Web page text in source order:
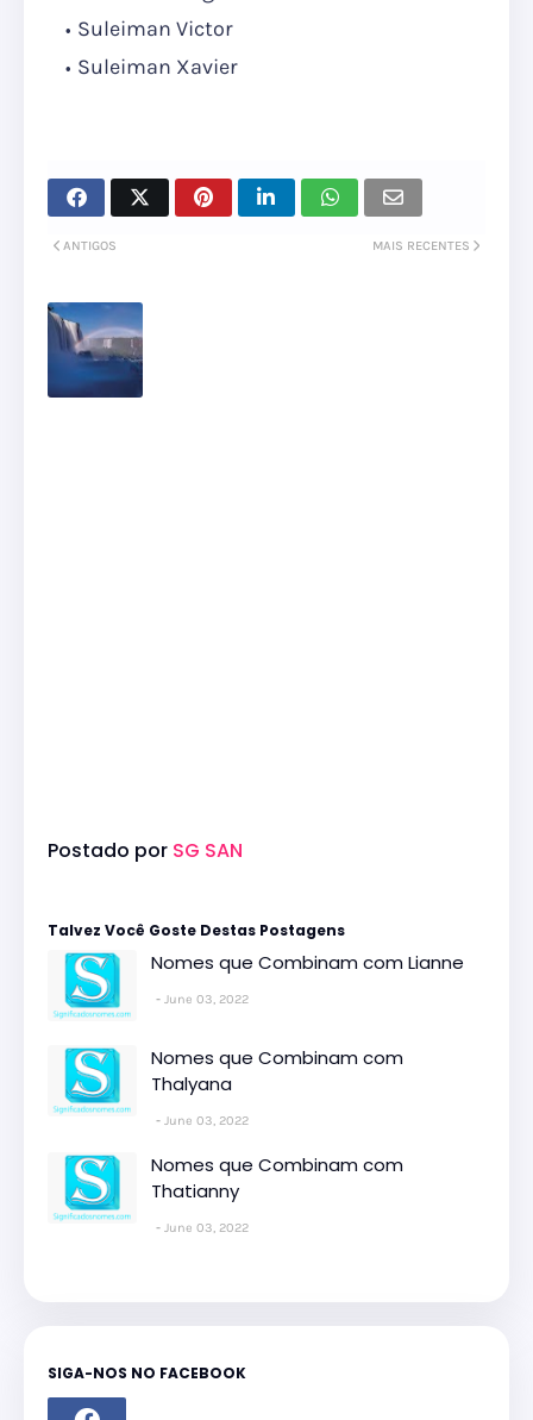
Suleiman Victor
Suleiman Xavier
MAIS RECENTES
ANTIGOS
Postado por SG SAN
Talvez Você Goste Destas Postagens
Nomes que Combinam com Lianne
June 03, 2022
Nomes que Combinam com
Thalyana
June 03, 2022
Nomes que Combinam com
Thatianny
June 03, 2022
SIGA-NOS NO FACEBOOK